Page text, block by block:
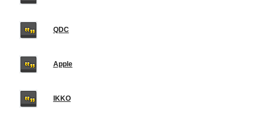
QDC
Apple
IKKO